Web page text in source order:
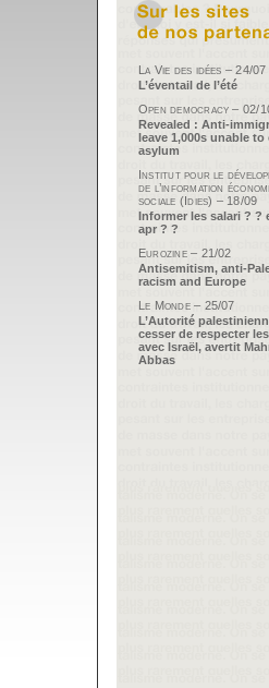
La Vie des idées – 24/07
L’éventail de l’été
Open democracy – 02/
Revealed : Anti-
leave 1,000s unable to
asylum
Institut pour le
de l’information
sociale (Idies) – 18/09
Informer les salari ? ?
apr ? ?
Eurozine – 21/02
Antisemitism, anti-
racism and Europe
Le Monde – 25/07
L’Autorité
cesser de respecter
avec Israël, avertit
Abbas